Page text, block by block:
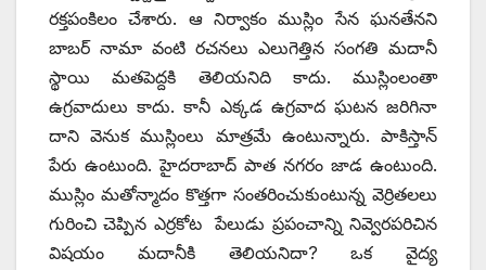
రక్తపంకిలం చేశారు. ఆ నిర్వాకం ముస్లిం సేన ఘనతేనని
బాబర్‌ నామా వంటి రచనలు ఎలుగెత్తిన సంగతి మదానీ
స్థాయి మతపెద్దకి తెలియనిది కాదు. ముస్లింలంతా
ఉగ్రవాదులు కాదు. కానీ ఎక్కడ ఉగ్రవాద ఘటన జరిగినా
దాని వెనుక ముస్లింలు మాత్రమే ఉంటున్నారు. పాకిస్తాన్‌
పేరు ఉంటుంది. హైదరాబాద్‌ పాత నగరం జాడ ఉంటుంది.
ముస్లిం మతోన్మాదం కొత్తగా సంతరించుకుంటున్న వెర్రితలలు
గురించి చెప్పిన ఎర్రకోట పేలుడు ప్రపంచాన్ని నివ్వెరపరిచిన
విషయం మదానీకి తెలియనిదా? ఒక వైద్య